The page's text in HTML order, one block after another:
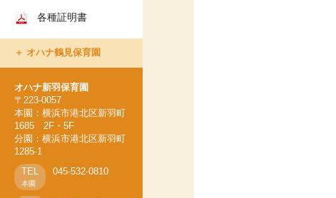
各種証明書
オハナ鶴見保育園
オハナ新羽保育園
〒223-0057
本園：横浜市港北区新羽町
1685 2F・5F
分園：横浜市港北区新羽町
1285-1
TEL
本園
045-532-0810
ちろりん村 横須賀
オハナ上永谷保育園
オハナ鶴ヶ峰保育園
オハナ鶴見保育園